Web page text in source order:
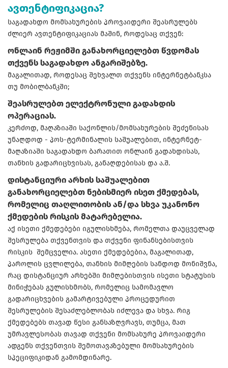
ავთენტიფიკაცია?
საგადახდო მომსახურების პროვაიდერი შეასრულებს
ძლიერ ავთენტიფიკაციას მაშინ, როდესაც თქვენ:
ონლაინ რეჟიმში განახორციელებთ წვდომას
თქვენს საგადახდო ანგარიშებზე.
მაგალითად, როდესაც შეხვალთ თქვენს ინტერნეტბანკსა
თუ მობილბანკში;
შეასრულებთ ელექტრონული გადახდის
ოპერაციას.
კერძოდ, მაღაზიაში საქონლის/მომსახურების შეძენისას
უნაღდოდ - პოს-ტერმინალის საშუალებით, ინტერნეტ-
მაღაზიაში საგადახდო ბარათით ონლაინ გადახდისას,
თანხის გადარიცხვისას, განაღდებისას და ა.შ.
დისტანციური არხის საშუალებით
განახორციელებთ ნებისმიერ ისეთ ქმედებას,
რომელიც თაღლითობის ან/და სხვა უკანონო
ქმედების რისკის მატარებელია.
აქ ისეთი ქმედებები იგულისხმება, რომელთა დაუცველად
შესრულება თქვენთვის და თქვენი ფინანსებისთვის
რისკის შემცველია. ასეთი ქმედებებია, მაგალითად,
პაროლის ცვლილება, თანხის მიმღების სანდოდ მონიშვნა,
რაც დისტანციურ არხებში მიმღებისთვის ისეთი სტატუსის
მინიჭებას გულისხმობს, რომელიც სამომავლო
გადარიცხვების გამარტივებული პროცედურით
შესრულების შესაძლებლობას იძლევა და სხვა. რიგ
ქმედებებს თავად წესი განსაზღვრავს, თუმცა, მათ
უმრავლესობას თავად თქვენი მომსახურე პროვაიდერი
ადგენს თქვენთვის შემოთავაზებული მომსახურების
სპეციფიკიდან გამომდინარე.